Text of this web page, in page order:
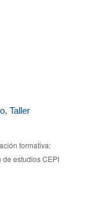
, Taller
formativa:
estudios CEPI